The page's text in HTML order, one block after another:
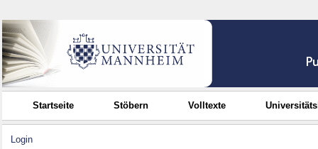
Startseite Stöbern Volltexte
Login